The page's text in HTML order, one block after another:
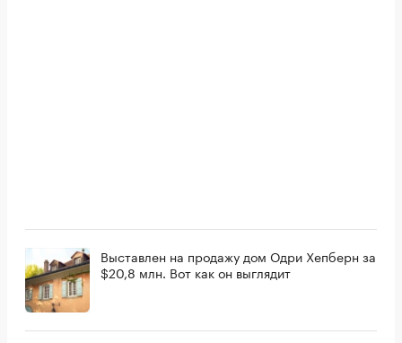
Выставлен на продажу дом Одри Хепберн за
$20,8 млн. Вот как он выглядит